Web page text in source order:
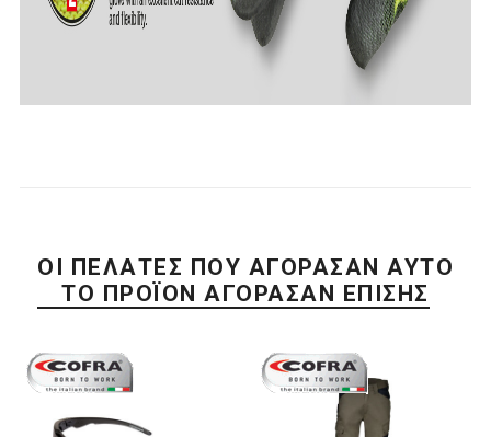
ΟΙ ΠΕΛΆΤΕΣ ΠΟΥ ΑΓΌΡΑΣΑΝ ΑΥΤΌ
ΤΟ ΠΡΟΪΌΝ ΑΓΌΡΑΣΑΝ ΕΠΊΣΗΣ